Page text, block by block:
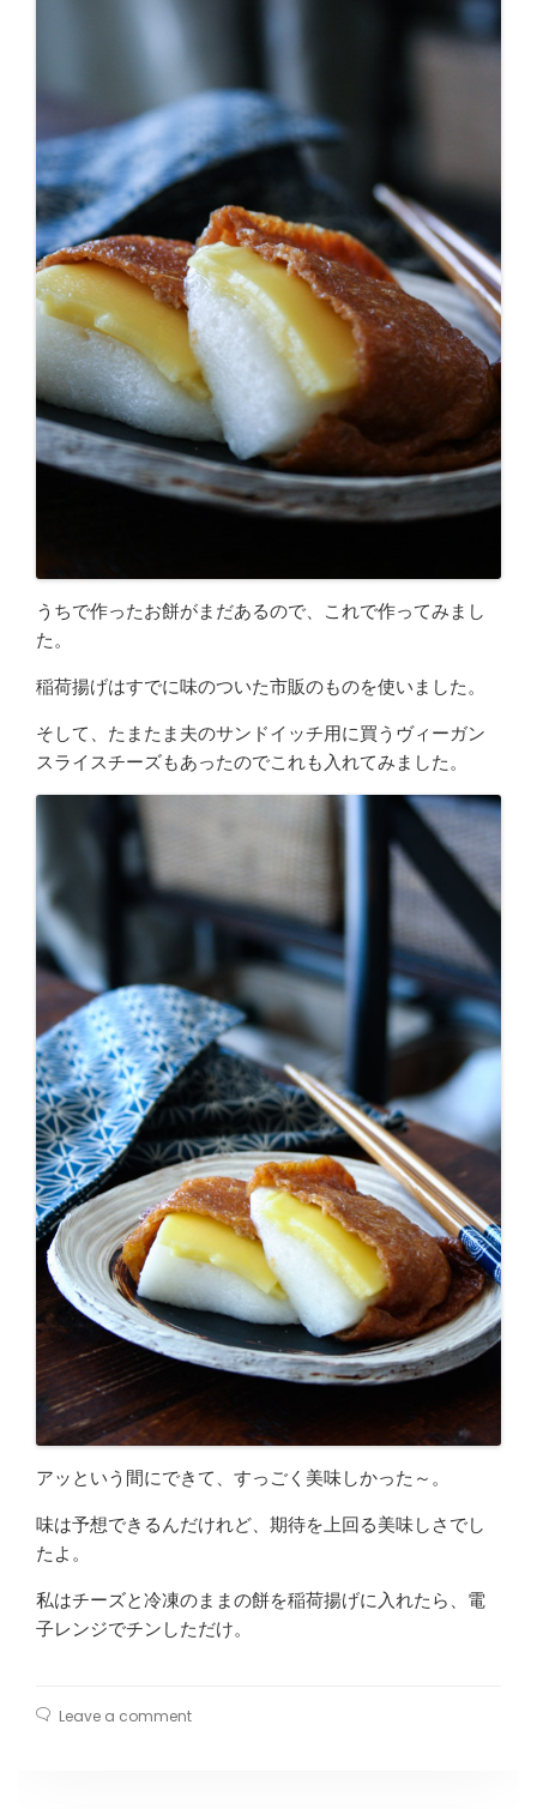
うちで作ったお餅がまだあるので、これで作ってみまし
た。
稲荷揚げはすでに味のついた市販のものを使いました。
そして、たまたま夫のサンドイッチ用に買うヴィーガン
スライスチーズもあったのでこれも入れてみました。
アッという間にできて、すっごく美味しかった～。
味は予想できるんだけれど、期待を上回る美味しさでし
たよ。
私はチーズと冷凍のままの餅を稲荷揚げに入れたら、電
子レンジでチンしただけ。
Leave a comment